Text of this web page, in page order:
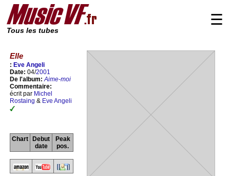
Tous les tubes
☰
Elle
: Eve Angeli
Date: 04/2001
De l'album:Aime-moi
Commentaire:
écrit par Michel
Rostaing & Eve Angeli
Chart
Debut
date
Peak
pos.